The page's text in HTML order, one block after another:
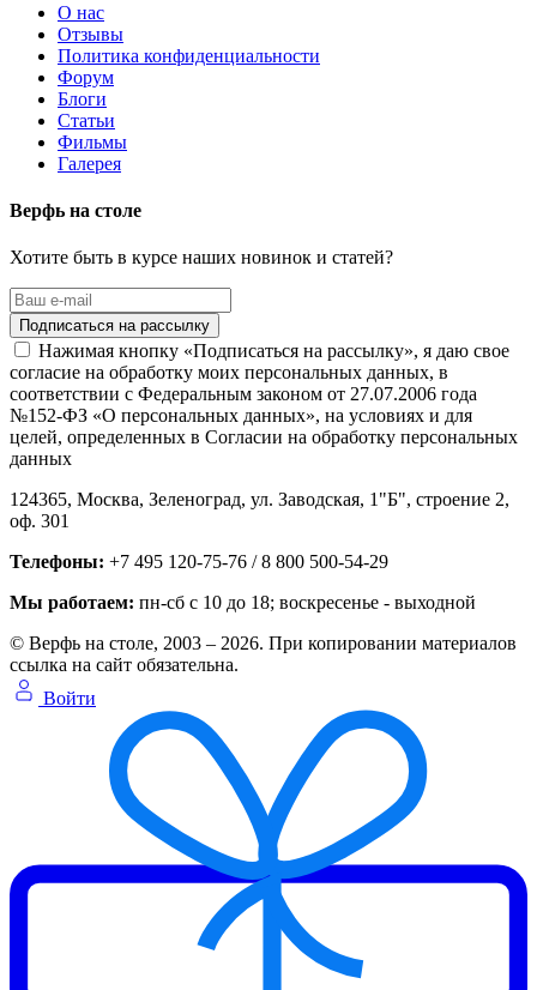
О нас
Отзывы
Политика конфиденциальности
Форум
Блоги
Статьи
Фильмы
Галерея
Верфь на столе
Хотите быть в курсе наших новинок и статей?
Нажимая кнопку «Подписаться на рассылку», я даю свое
согласие на обработку моих персональных данных, в
соответствии с Федеральным законом от 27.07.2006 года
№152-ФЗ «О персональных данных», на условиях и для
целей, определенных в Согласии на обработку персональных
данных
124365, Москва, Зеленоград, ул. Заводская, 1"Б", строение 2,
оф. 301
Телефоны: +7 495 120-75-76 / 8 800 500-54-29
Мы работаем: пн-сб с 10 до 18; воскресенье - выходной
© Верфь на столе, 2003 – 2026. При копировании материалов
ссылка на сайт обязательна.
Войти